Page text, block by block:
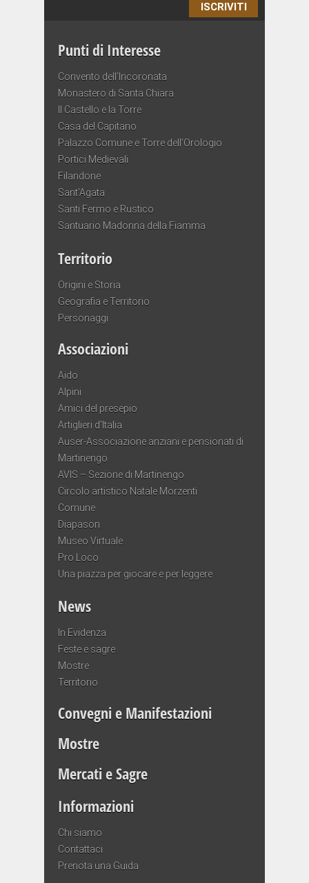
ISCRIVITI
Punti di Interesse
Convento dell’Incoronata
Monastero di Santa Chiara
Il Castello e la Torre
Casa del Capitano
Palazzo Comune e Torre dell’Orologio
Portici Medievali
Filandone
Sant’Agata
Santi Fermo e Rustico
Santuario Madonna della Fiamma
Territorio
Origini e Storia
Geografia e Territorio
Personaggi
Associazioni
Aido
Alpini
Amici del presepio
Artiglieri d’Italia
Auser-Associazione anziani e pensionati di
Martinengo
AVIS – Sezione di Martinengo
Circolo artistico Natale Morzenti
Comune
Diapason
Museo Virtuale
Pro Loco
Una piazza per giocare e per leggere
News
In Evidenza
Feste e sagre
Mostre
Territorio
Convegni e Manifestazioni
Mostre
Mercati e Sagre
Informazioni
Chi siamo
Contattaci
Prenota una Guida